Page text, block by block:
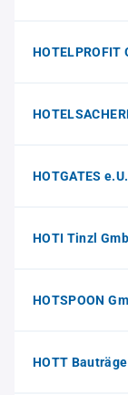
HOTELPROFIT
HOTGATES e.U.
HOTI Tinzl
HOTSPOON
HOTT